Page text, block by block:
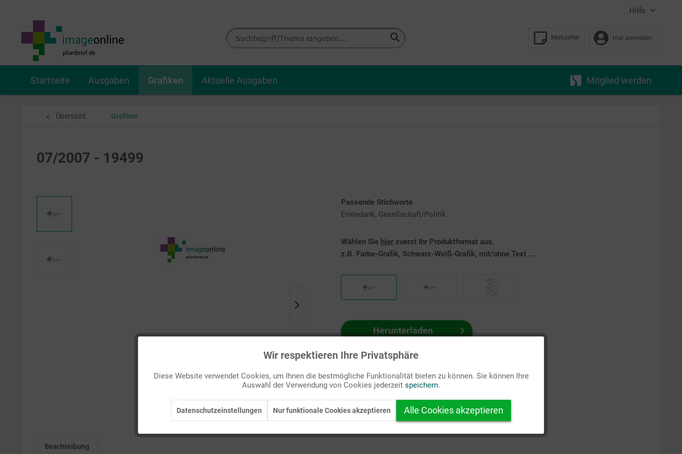
Hilfe
Merkzettel Hier anmelden
Startseite Ausgaben Grafiken Aktuelle Ausgaben Mitglied werden
Übersicht Grafiken
07/2007 - 19499
Passende Stichworte
Erntedank, Gesellschaft/Politik
Wählen Sie hier zuerst Ihr Produktformat aus.
z.B. Farbe-Grafik, Schwarz-Weiß-Grafik, mit/ohne Text ...
Herunterladen
Auf Ihren Merkzettel setzen
Beschreibung
Inaktiv
Wir respektieren Ihre Privatsphäre
Diese Website verwendet Cookies, um Ihnen die bestmögliche Funktionalität bieten zu können. Sie können Ihre
Auswahl der Verwendung von Cookies jederzeit speichern.
Datenschutzeinstellungen Nur funktionale Cookies akzeptieren Alle Cookies akzeptieren